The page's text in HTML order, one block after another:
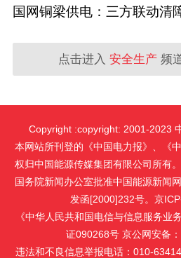
国网铜梁供电：三方联动清
点击进入 安全生产 频
Copyright :copyright: 2001-2023
本网站所刊登的《中国电力报》、《
权归中国能源传媒集团有限公司所有
国务院新闻办公室批准中国能源新闻
发函[2000]232号。京
《中华人民共和国电信与信息服务业
证090268号 京公网安备
违法和不良信息举报电话：010-